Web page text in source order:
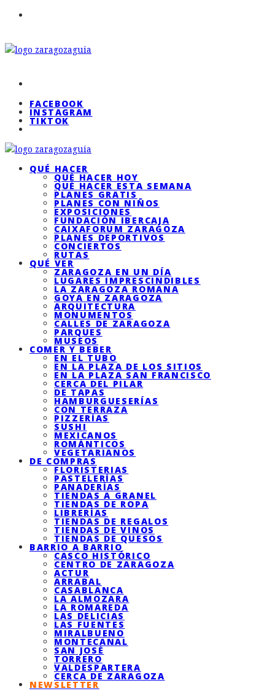
FACEBOOK
INSTAGRAM
TIKTOK
QUÉ HACER
QUÉ HACER HOY
QUÉ HACER ESTA SEMANA
PLANES GRATIS
PLANES CON NIÑOS
EXPOSICIONES
FUNDACIÓN IBERCAJA
CAIXAFORUM ZARAGOZA
PLANES DEPORTIVOS
CONCIERTOS
RUTAS
QUÉ VER
ZARAGOZA EN UN DÍA
LUGARES IMPRESCINDIBLES
LA ZARAGOZA ROMANA
GOYA EN ZARAGOZA
ARQUITECTURA
MONUMENTOS
CALLES DE ZARAGOZA
PARQUES
MUSEOS
COMER Y BEBER
EN EL TUBO
EN LA PLAZA DE LOS SITIOS
EN LA PLAZA SAN FRANCISCO
CERCA DEL PILAR
DE TAPAS
HAMBURGUESERÍAS
CON TERRAZA
PIZZERÍAS
SUSHI
MEXICANOS
ROMÁNTICOS
VEGETARIANOS
DE COMPRAS
FLORISTERIAS
PASTELERÍAS
PANADERÍAS
TIENDAS A GRANEL
TIENDAS DE ROPA
LIBRERÍAS
TIENDAS DE REGALOS
TIENDAS DE VINOS
TIENDAS DE QUESOS
BARRIO A BARRIO
CASCO HISTÓRICO
CENTRO DE ZARAGOZA
ACTUR
ARRABAL
CASABLANCA
LA ALMOZARA
LA ROMAREDA
LAS DELICIAS
LAS FUENTES
MIRALBUENO
MONTECANAL
SAN JOSÉ
TORRERO
VALDESPARTERA
CERCA DE ZARAGOZA
NEWSLETTER